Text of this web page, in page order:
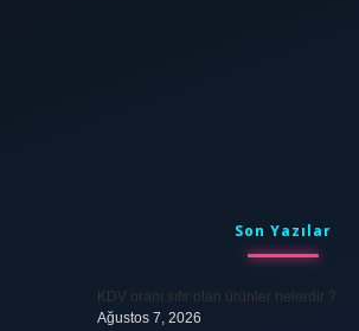
SidebarSon Yazılar
KDV oranı sıfır olan ürünler nelerdir ?
Ağustos 7, 2026